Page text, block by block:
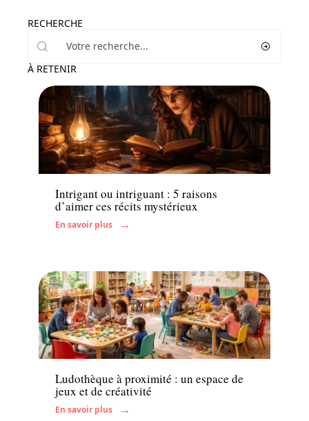
RECHERCHE
À RETENIR
Famille
Intrigant ou intriguant : 5 raisons
d’aimer ces récits mystérieux
En savoir plus
Famille
Ludothèque à proximité : un espace de
jeux et de créativité
En savoir plus